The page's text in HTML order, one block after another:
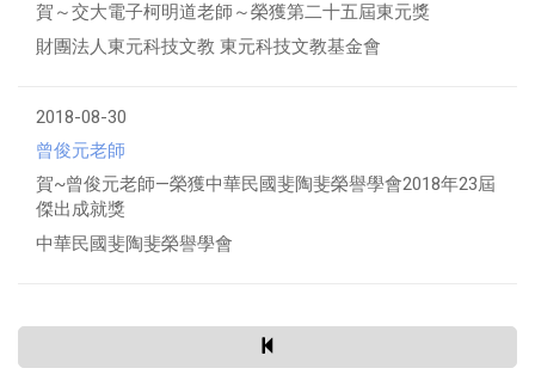
賀～交大電子柯明道老師～榮獲第二十五屆東元獎
財團法人東元科技文教 東元科技文教基金會
2018-08-30
曾俊元老師
賀~曾俊元老師—榮獲中華民國斐陶斐榮譽學會2018年23屆
傑出成就獎
中華民國斐陶斐榮譽學會